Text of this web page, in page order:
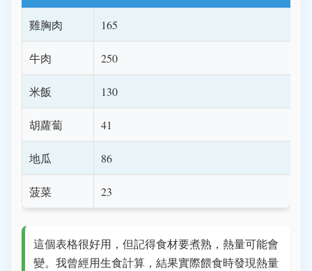
雞胸肉 165
牛肉 250
米飯 130
胡蘿蔔 41
地瓜 86
菠菜 23
這個表格很好用，但記得食材要煮熟，熱量可能會
變。我曾經用生食計算，結果實際餵食時發現熱量